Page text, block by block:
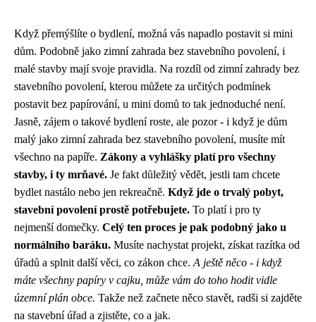
Když přemýšlíte o bydlení, možná vás napadlo postavit si mini
dům. Podobně jako zimní zahrada bez stavebního povolení, i
malé stavby mají svoje pravidla. Na rozdíl od zimní zahrady bez
stavebního povolení, kterou můžete za určitých podmínek
postavit bez papírování, u mini domů to tak jednoduché není.
Jasně, zájem o takové bydlení roste, ale pozor - i když je dům
malý jako zimní zahrada bez stavebního povolení, musíte mít
všechno na papíře. Zákony a vyhlášky platí pro všechny
stavby, i ty mrňavé. Je fakt důležitý vědět, jestli tam chcete
bydlet nastálo nebo jen rekreačně. Když jde o trvalý pobyt,
stavební povolení prostě potřebujete. To platí i pro ty
nejmenší domečky. Celý ten proces je pak podobný jako u
normálního baráku. Musíte nachystat projekt, získat razítka od
úřadů a splnit další věci, co zákon chce. A ještě něco - i když
máte všechny papíry v cajku, může vám do toho hodit vidle
územní plán obce. Takže než začnete něco stavět, radši si zajděte
na stavební úřad a zjistěte, co a jak.